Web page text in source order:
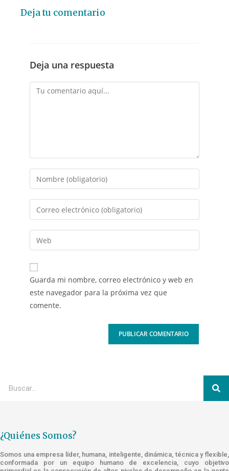
Deja tu comentario
Deja una respuesta
Guarda mi nombre, correo electrónico y web en
este navegador para la próxima vez que
comente.
¿Quiénes Somos?
Somos una empresa líder, humana, inteligente, dinámica, técnica y flexible,
conformada por un equipo humano de excelencia, cuyo objetivo